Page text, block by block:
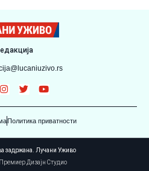
Политика приватности
задржана. Лучани Уживо
Дизајн Студио